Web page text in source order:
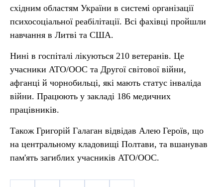
східним областям України в системі організації
психосоціальної реабілітації. Всі фахівці пройшли
навчання в Литві та США.
Нині в госпіталі лікуються 210 ветеранів. Це
учасники АТО/ООС та Другої світової війни,
афганці й чорнобильці, які мають статус інваліда
війни. Працюють у закладі 186 медичних
працівників.
Також Григорій Галаган відвідав Алею Героїв, що
на центральному кладовищі Полтави, та вшанував
пам'ять загиблих учасників АТО/ООС.